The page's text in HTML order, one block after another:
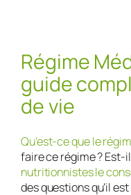
Régime
guide
de vie
Qu’est-ce que le
faire ce régime ? Est-
nutritionnistes le
des questions qu’il